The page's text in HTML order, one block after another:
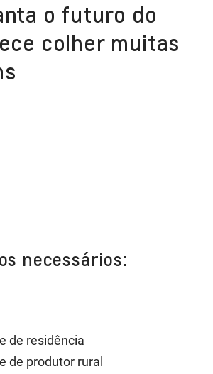
o futuro do
colher muitas
necessários:
de residência
de produtor rural